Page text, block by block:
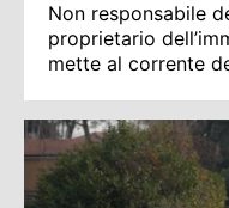
Non responsabile
proprietario
mette al corrente